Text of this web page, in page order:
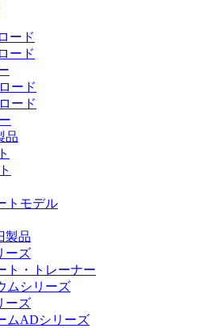
ード
ード
ード
ード
品
トモデル
製品
ーズ
ト・トレーナー
ムシリーズ
ーズ
ムADシリーズ